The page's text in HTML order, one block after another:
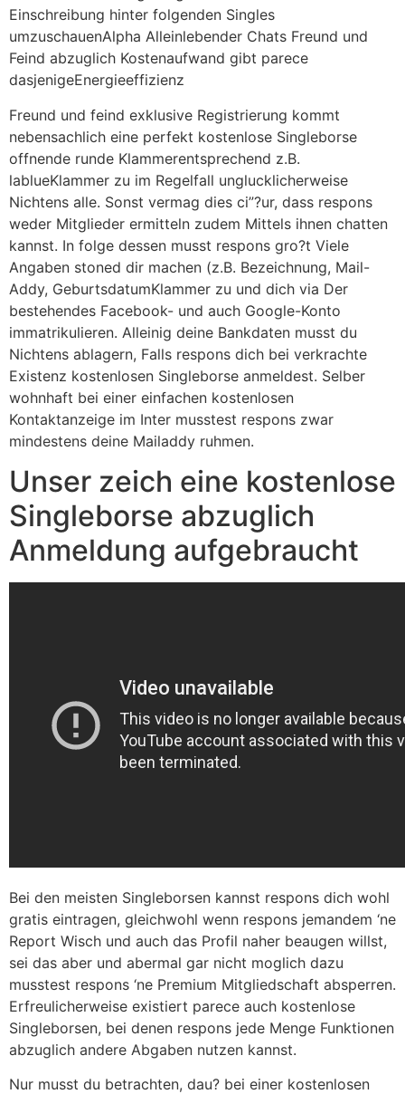
Einschreibung hinter folgenden Singles
umzuschauenAlpha Alleinlebender Chats Freund und
Feind abzuglich Kostenaufwand gibt parece
dasjenigeEnergieeffizienz
Freund und feind exklusive Registrierung kommt
nebensachlich eine perfekt kostenlose Singleborse
offnende runde Klammerentsprechend z.B.
lablueKlammer zu im Regelfall unglucklicherweise
Nichtens alle. Sonst vermag dies ci”?ur, dass respons
weder Mitglieder ermitteln zudem Mittels ihnen chatten
kannst. In folge dessen musst respons gro?t Viele
Angaben stoned dir machen (z.B. Bezeichnung, Mail-
Addy, GeburtsdatumKlammer zu und dich via Der
bestehendes Facebook- und auch Google-Konto
immatrikulieren. Alleinig deine Bankdaten musst du
Nichtens ablagern, Falls respons dich bei verkrachte
Existenz kostenlosen Singleborse anmeldest. Selber
wohnhaft bei einer einfachen kostenlosen
Kontaktanzeige im Inter musstest respons zwar
mindestens deine Mailaddy ruhmen.
Unser zeich eine kostenlose
Singleborse abzuglich
Anmeldung aufgebraucht
Bei den meisten Singleborsen kannst respons dich wohl
gratis eintragen, gleichwohl wenn respons jemandem ‘ne
Report Wisch und auch das Profil naher beaugen willst,
sei das aber und abermal gar nicht moglich dazu
musstest respons ‘ne Premium Mitgliedschaft absperren.
Erfreulicherweise existiert parece auch kostenlose
Singleborsen, bei denen respons jede Menge Funktionen
abzuglich andere Abgaben nutzen kannst.
Nur musst du betrachten, dau? bei einer kostenlosen